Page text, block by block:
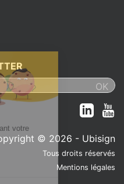
© 2026 - Ubisign
Tous droits réservés
Mentions légales
pendant votre